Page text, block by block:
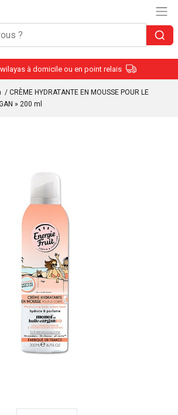
à domicile ou en point relais
/ CRÈME HYDRATANTE EN MOUSSE POUR LE
» 200 ml